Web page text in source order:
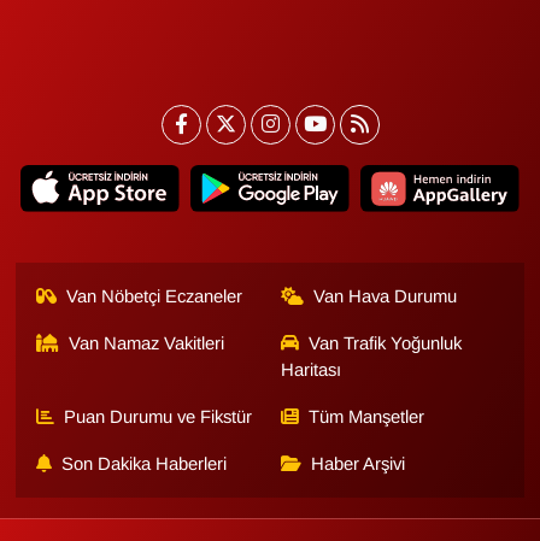
Van Nöbetçi Eczaneler Van Hava Durumu
Van Namaz Vakitleri
Van Trafik Yoğunluk
Haritası
Puan Durumu ve Fikstür Tüm Manşetler
Son Dakika Haberleri Haber Arşivi